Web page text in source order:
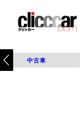
中古車